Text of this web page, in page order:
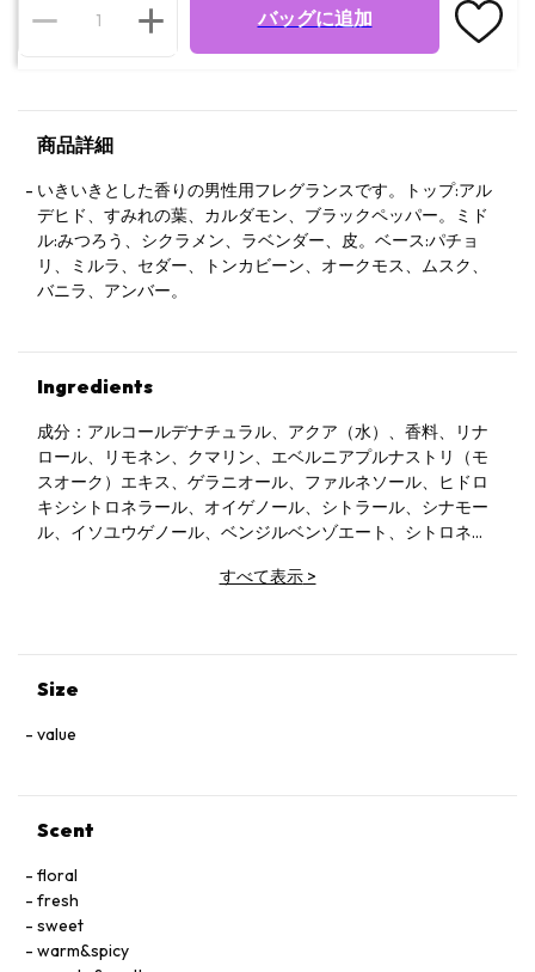
バッグに追加
商品詳細
いきいきとした香りの男性用フレグランスです。トップ:アル
デヒド、すみれの葉、カルダモン、ブラックペッパー。ミド
ル:みつろう、シクラメン、ラベンダー、皮。ベース:パチョ
リ、ミルラ、セダー、トンカビーン、オークモス、ムスク、
バニラ、アンバー。
Ingredients
成分：アルコールデナチュラル、アクア（水）、香料、リナ
ロール、リモネン、クマリン、エベルニアプルナストリ（モ
スオーク）エキス、ゲラニオール、ファルネソール、ヒドロ
キシシトロネラール、オイゲノール、シトラール、シナモー
ル、イソユウゲノール、ベンジルベンゾエート、シトロネロ
すべて表示>
Size
value
Scent
floral
fresh
sweet
warm&spicy